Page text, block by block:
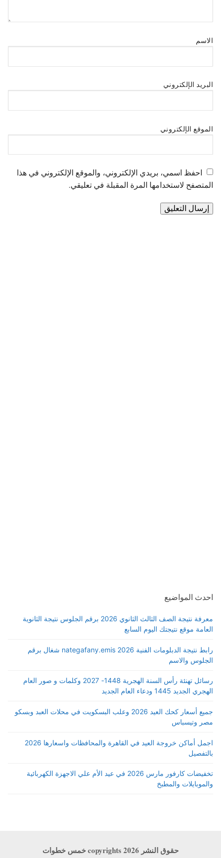
الاسم
البريد الإلكتروني
الموقع الإلكتروني
احفظ اسمي، بريدي الإلكتروني، والموقع الإلكتروني في هذا
المتصفح لاستخدامها المرة المقبلة في تعليقي.
احدث المواضيع
معرفة نتيجة الصف الثالث الثانوي 2026 برقم الجلوس نتيجة الثانوية
العامة موقع نتيجتك اليوم السابع
رابط نتيجة الدبلومات الفنية 2026 nategafany.emis شغال برقم
الجلوس والاسم
رسائل تهنئة رأس السنة الهجرية 1448- 2027 وكلمات و صور العام
الهجري الجديد 1445 ودعاء العام الجديد
جميع أسعار كحك العيد 2026 وعلب البسكويت في محلات العبد وبسكو
مصر وتيسباس
اجمل أماكن خروجة العيد في القاهرة والمحافظات واسعارها 2026
بالتفصيل
تخفيضات كارفور مارس 2026 في عيد الأم علي الاجهزة الكهربائية
والموبايلات والمطبخ
حقوق النشر copyrights 2026 خمس خطوات